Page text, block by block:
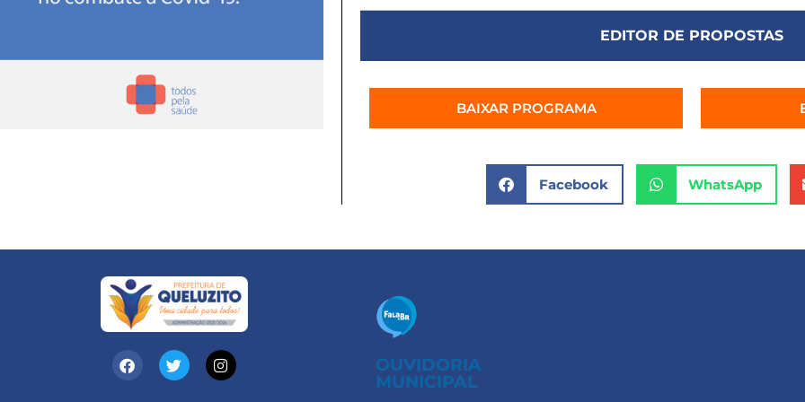
EDITOR DE PROPOSTAS
BAIXAR PROGRAMA
Facebook WhatsApp
OUVIDORIA
MUNICIPAL